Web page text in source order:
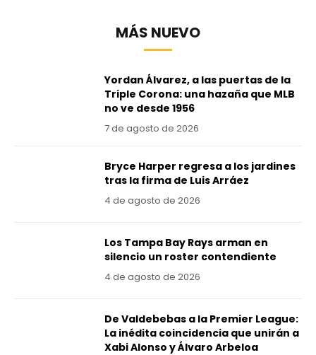
MÁS NUEVO
Yordan Álvarez, a las puertas de la
Triple Corona: una hazaña que MLB
no ve desde 1956
7 de agosto de 2026
Bryce Harper regresa a los jardines
tras la firma de Luis Arráez
4 de agosto de 2026
Los Tampa Bay Rays arman en
silencio un roster contendiente
4 de agosto de 2026
De Valdebebas a la Premier League:
La inédita coincidencia que unirán a
Xabi Alonso y Álvaro Arbeloa